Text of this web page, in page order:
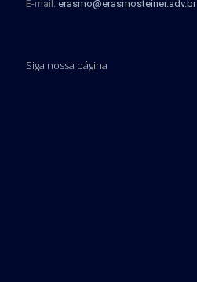
E-mail: erasmo@erasmosteiner.adv.br
Siga nossa página